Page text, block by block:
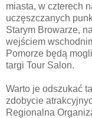
miasta, w czterech
uczęszczanych
Starym Browarze,
wejściem
Pomorze będą
targi Tour Salon.
Warto je odszukać
zdobycie
Regionalna